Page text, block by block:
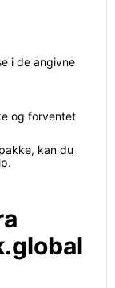
i de angivne
og forventet
kan du